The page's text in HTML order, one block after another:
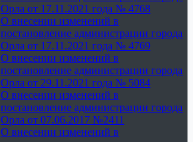
Орла от 17.11.2021 года № 4768
О внесении изменений в
постановление администрации города
Орла от 17.11.2021 года № 4769
О внесении изменений в
постановление администрации города
Орла от 29.11.2021 года № 5084
О внесении изменений в
постановление администрации города
Орла от 07.06.2017 №2411
О внесении изменений в